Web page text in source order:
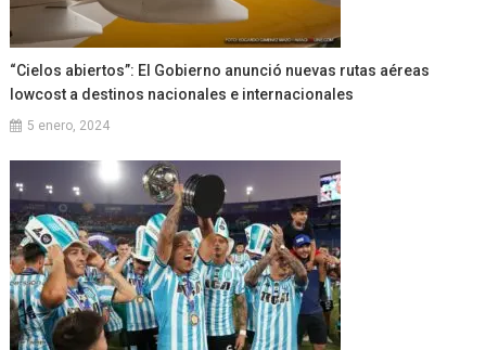
“Cielos abiertos”: El Gobierno anunció nuevas rutas aéreas
lowcost a destinos nacionales e internacionales
5 enero, 2024